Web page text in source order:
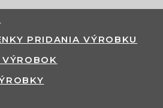
PRIDANIA VÝROBKU